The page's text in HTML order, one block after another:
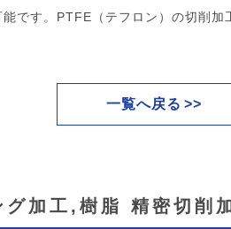
です。PTFE（テフロン）の切削加
一覧へ戻る
加工,樹脂 精密切削